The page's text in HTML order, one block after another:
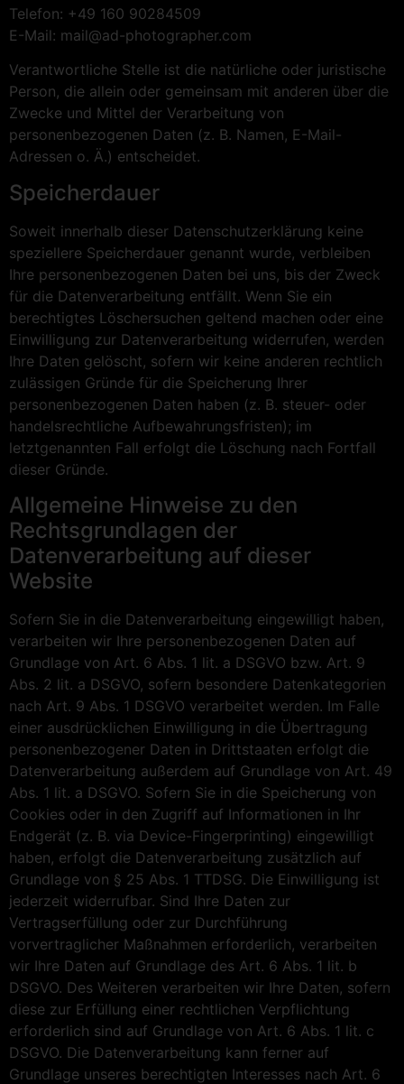
Telefon: +49 160 90284509
E-Mail: mail@ad-photographer.com
Verantwortliche Stelle ist die natürliche oder juristische
Person, die allein oder gemeinsam mit anderen über die
Zwecke und Mittel der Verarbeitung von
personenbezogenen Daten (z. B. Namen, E-Mail-
Adressen o. Ä.) entscheidet.
Speicherdauer
Soweit innerhalb dieser Datenschutzerklärung keine
speziellere Speicherdauer genannt wurde, verbleiben
Ihre personenbezogenen Daten bei uns, bis der Zweck
für die Datenverarbeitung entfällt. Wenn Sie ein
berechtigtes Löschersuchen geltend machen oder eine
Einwilligung zur Datenverarbeitung widerrufen, werden
Ihre Daten gelöscht, sofern wir keine anderen rechtlich
zulässigen Gründe für die Speicherung Ihrer
personenbezogenen Daten haben (z. B. steuer- oder
handelsrechtliche Aufbewahrungsfristen); im
letztgenannten Fall erfolgt die Löschung nach Fortfall
dieser Gründe.
Allgemeine Hinweise zu den
Rechtsgrundlagen der
Datenverarbeitung auf dieser
Website
Sofern Sie in die Datenverarbeitung eingewilligt haben,
verarbeiten wir Ihre personenbezogenen Daten auf
Grundlage von Art. 6 Abs. 1 lit. a DSGVO bzw. Art. 9
Abs. 2 lit. a DSGVO, sofern besondere Datenkategorien
nach Art. 9 Abs. 1 DSGVO verarbeitet werden. Im Falle
einer ausdrücklichen Einwilligung in die Übertragung
personenbezogener Daten in Drittstaaten erfolgt die
Datenverarbeitung außerdem auf Grundlage von Art. 49
Abs. 1 lit. a DSGVO. Sofern Sie in die Speicherung von
Cookies oder in den Zugriff auf Informationen in Ihr
Endgerät (z. B. via Device-Fingerprinting) eingewilligt
haben, erfolgt die Datenverarbeitung zusätzlich auf
Grundlage von § 25 Abs. 1 TTDSG. Die Einwilligung ist
jederzeit widerrufbar. Sind Ihre Daten zur
Vertragserfüllung oder zur Durchführung
vorvertraglicher Maßnahmen erforderlich, verarbeiten
wir Ihre Daten auf Grundlage des Art. 6 Abs. 1 lit. b
DSGVO. Des Weiteren verarbeiten wir Ihre Daten, sofern
diese zur Erfüllung einer rechtlichen Verpflichtung
erforderlich sind auf Grundlage von Art. 6 Abs. 1 lit. c
DSGVO. Die Datenverarbeitung kann ferner auf
Grundlage unseres berechtigten Interesses nach Art. 6